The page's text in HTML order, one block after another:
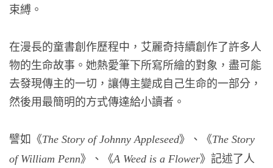
束縛。
在漫長的童書創作歷程中，艾麗奇持續創作了許多人
物的生命故事。她熱愛筆下所寫所繪的對象，盡可能
去發現傳主的一切，讓傳主變成自己生命的一部分，
然後用最簡明的方式傳達給小讀者。
譬如《The Story of Johnny Appleseed》、《The Story
of William Penn》、《A Weed is a Flower》記述了人